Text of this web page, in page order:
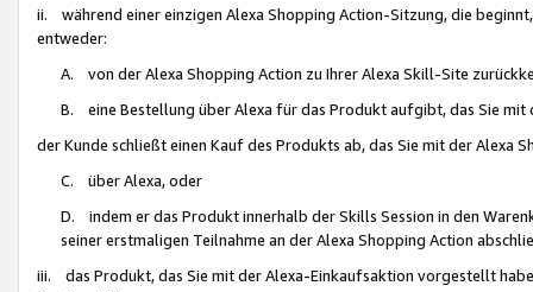
ii. während einer einzigen Alexa Shopping Action-Sitzung, die
entweder:
A. von der Alexa Shopping Action zu Ihrer Alexa Skill-Site
B. eine Bestellung über Alexa für das Produkt aufgibt, das Sie mit
der Kunde schließt einen Kauf des Produkts ab, das Sie mit der Alexa
C. über Alexa, oder
D. indem er das Produkt innerhalb der Skills Session in den
seiner erstmaligen Teilnahme an der Alexa Shopping Action
iii. das Produkt, das Sie mit der Alexa-Einkaufsaktion vorgestellt